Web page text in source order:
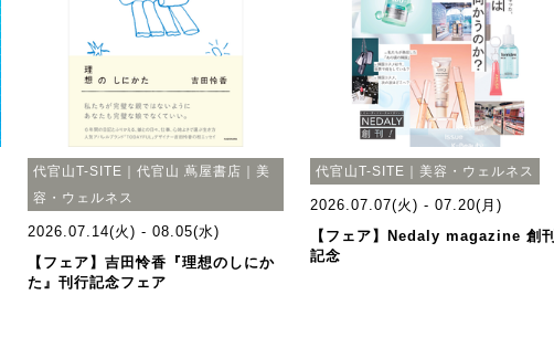
代官山T-SITE｜代官山 蔦屋書店｜美
容・ウェルネス
2026.07.14(火) - 08.05(水)
【フェア】吉田怜香『理想のしにか
た』刊行記念フェア
代官山T-SITE｜美容・ウェルネス
2026.07.07(火) - 07.20(月)
【フェア】Nedaly magazine 創刊
記念